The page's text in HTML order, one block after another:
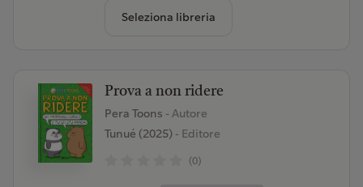
Seleziona libreria
Prova a non ridere
Pera Toons - Autore
Tunué (2025)- Editore
(0)